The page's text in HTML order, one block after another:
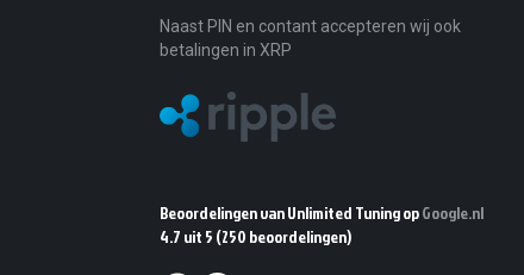
Naast PIN en contant accepteren wij ook
betalingen in XRP
Beoordelingen van Unlimited Tuning opGoogle.nl
4.7 uit 5 (250 beoordelingen)